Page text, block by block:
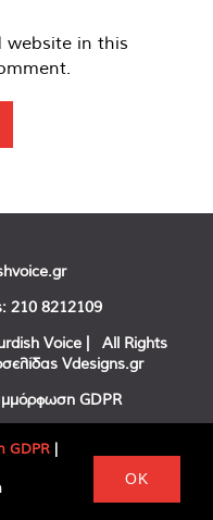
website in this
210 8212109
Voice | All Rights
Vdesigns.gr
GDPR
GDPR |
OK